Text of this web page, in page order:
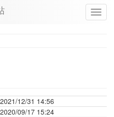
2021/12/31 14:56
2020/09/17 15:24